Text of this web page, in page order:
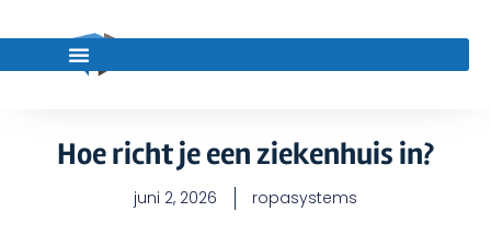
Hoe richt je een ziekenhuis in?
juni 2, 2026 ropasystems